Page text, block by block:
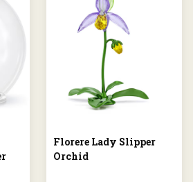
Florere Lady Slipper
Orchid